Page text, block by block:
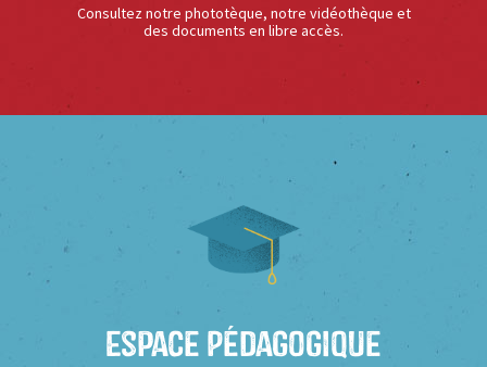
Consultez notre phototèque, notre vidéothèque et
des documents en libre accès.
Espace Pédagogique